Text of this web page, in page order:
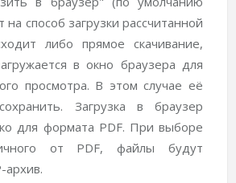
на способ загрузки рассчитанной
либо прямое скачивание,
в окно браузера для
просмотра. В этом случае её
Загрузка в браузер
для формата PDF. При выборе
от PDF, файлы будут
архив.